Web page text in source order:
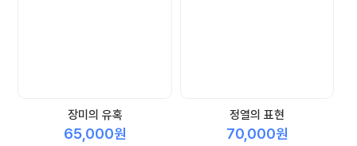
장미의 유혹
65,000원
정열의 표현
70,000원